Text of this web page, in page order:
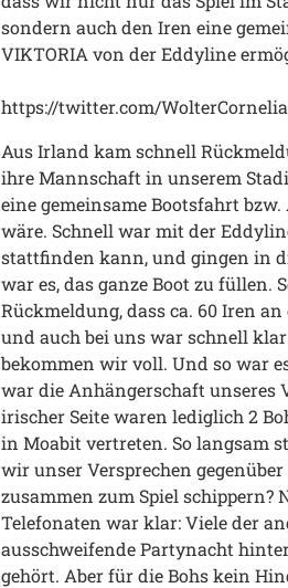
sondern auch den Iren eine
VIKTORIA von der Eddyline
https://twitter.com/
Aus Irland kam schnell
ihre Mannschaft in unserem
eine gemeinsame Bootsfahrt
wäre. Schnell war mit der
stattfinden kann, und gingen in
war es, das ganze Boot zu füllen.
Rückmeldung, dass ca. 60 Iren
und auch bei uns war schnell
bekommen wir voll. Und so war
war die Anhängerschaft unseres
irischer Seite waren lediglich 2
in Moabit vertreten. So langsam
wir unser Versprechen
zusammen zum Spiel
Telefonaten war klar: Viele der
ausschweifende Partynacht
gehört. Aber für die Bohs kein